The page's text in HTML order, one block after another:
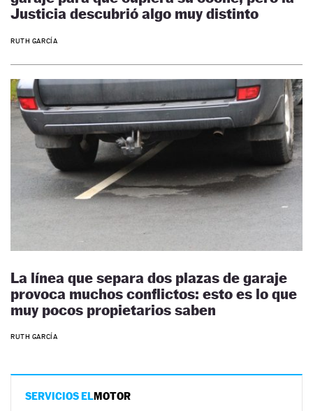
Justicia descubrió algo muy distinto
RUTH GARCÍA
La línea que separa dos plazas de garaje
provoca muchos conflictos: esto es lo que
muy pocos propietarios saben
RUTH GARCÍA
SERVICIOS ELMOTOR